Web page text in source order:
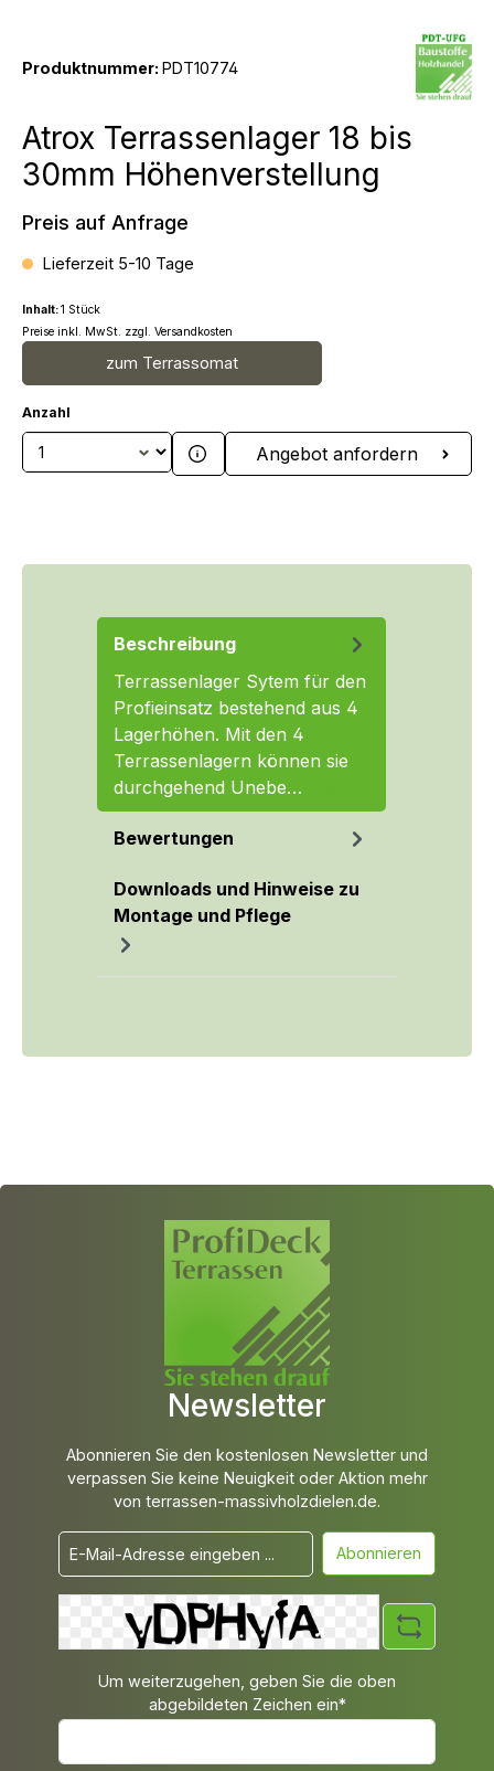
Produktnummer: PDT10774
Atrox Terrassenlager 18 bis
30mm Höhenverstellung
Preis auf Anfrage
Lieferzeit 5-10 Tage
Inhalt:1 Stück
Preise inkl. MwSt. zzgl. Versandkosten
zum Terrassomat
Anzahl
Produkt Anzahl: Gib denAngebot anfordern
Beschreibung
Terrassenlager Sytem für den
Profieinsatz bestehend aus 4
Lagerhöhen. Mit den 4
Terrassenlagern können sie
durchgehend Unebe…
Bewertungen
Downloads und Hinweise zu
Montage und Pflege
Newsletter
Abonnieren Sie den kostenlosen Newsletter und
verpassen Sie keine Neuigkeit oder Aktion mehr
von terrassen-massivholzdielen.de.
Abonnieren
Um weiterzugehen, geben Sie die oben
abgebildeten Zeichen ein*